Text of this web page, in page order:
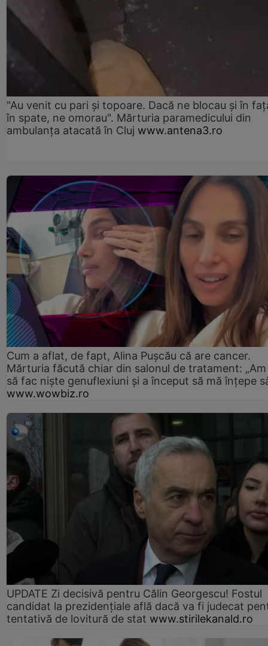
"Au venit cu pari și topoare. Dacă ne blocau şi în
în spate, ne omorau". Mărturia paramedicului din
ambulanţa atacată în Cluj www.antena3.ro
Cum a aflat, de fapt, Alina Pușcău că are cancer.
Mărturia făcută chiar din salonul de tratament:
să fac niște genuflexiuni și a început să mă înțepe
www.wowbiz.ro
UPDATE Zi decisivă pentru Călin Georgescu! Fostul
candidat la prezidențiale află dacă va fi judecat
tentativă de lovitură de stat www.stirilekanald.ro